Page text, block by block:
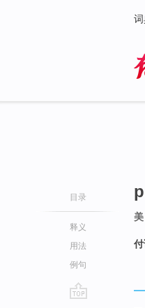
目录
释义
用法
例句
美